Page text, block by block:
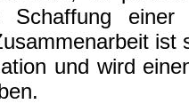
einer
ist
und wird